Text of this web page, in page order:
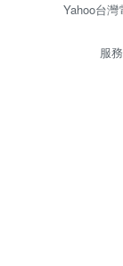
Yahoo台
服